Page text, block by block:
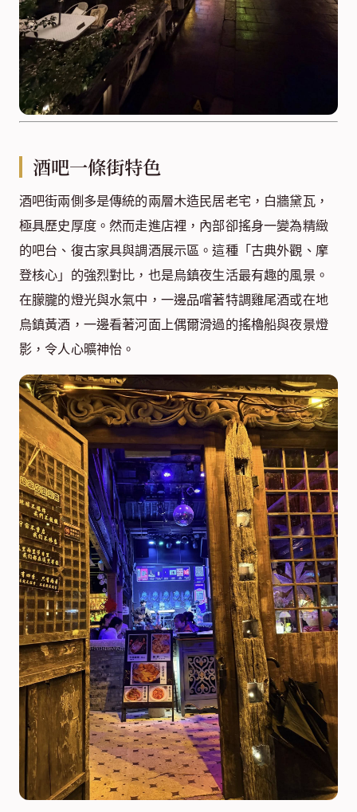
酒吧一條街特色
酒吧街兩側多是傳統的兩層木造民居老宅，白牆黛瓦，
極具歷史厚度。然而走進店裡，內部卻搖身一變為精緻
的吧台、復古家具與調酒展示區。這種「古典外觀、摩
登核心」的強烈對比，也是烏鎮夜生活最有趣的風景。
在朦朧的燈光與水氣中，一邊品嚐著特調雞尾酒或在地
烏鎮黃酒，一邊看著河面上偶爾滑過的搖櫓船與夜景燈
影，令人心曠神怡。